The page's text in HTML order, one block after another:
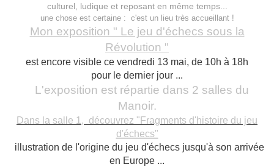
culturel, ludique et reposant en même temps...
une chose est certaine : c'est un lieu très accueillant !
Mon exposition " Le jeu d'échecs sous la
Révolution "
est encore visible ce vendredi 13 mai, de 10h à 18h
pour le dernier jour ...
L'exposition est répartie dans 2 salles du
Manoir.
Dans la salle 1, découvrez "Fragments d'histoire du jeu
d'échecs"
illustration de l'origine du jeu d'échecs jusqu'à son arrivée
en Europe ...